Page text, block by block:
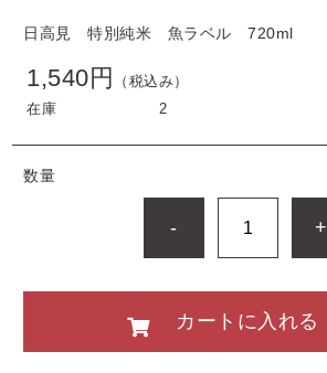
日高見 特別純米 魚ラベル 720ml
1,540円
（税込み）
在庫
2
数量
- +
カートに入れる